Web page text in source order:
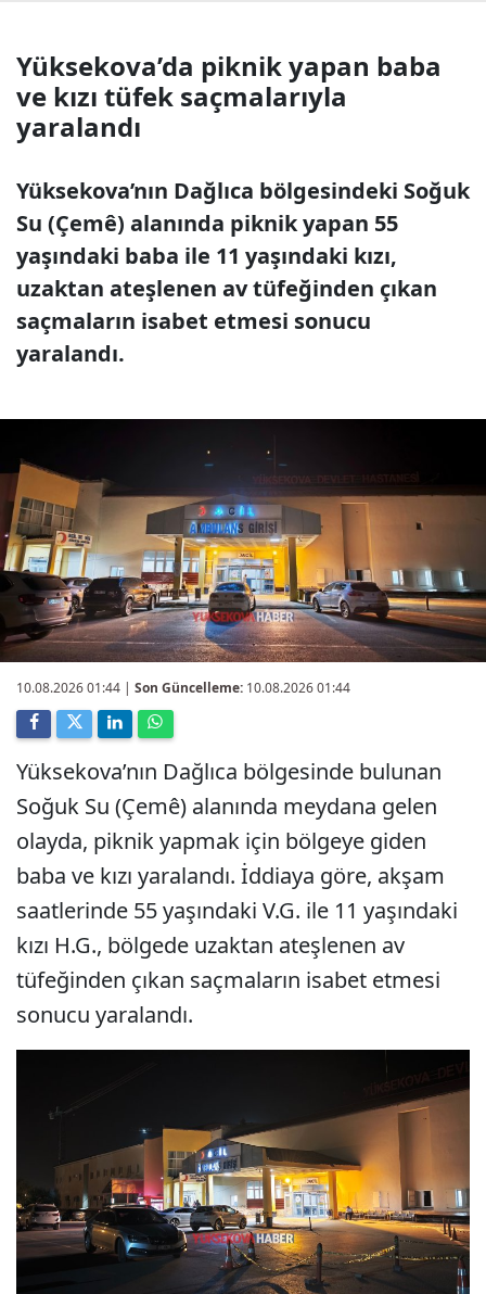
Yüksekova’da piknik yapan baba
ve kızı tüfek saçmalarıyla
yaralandı
Yüksekova’nın Dağlıca bölgesindeki Soğuk
Su (Çemê) alanında piknik yapan 55
yaşındaki baba ile 11 yaşındaki kızı,
uzaktan ateşlenen av tüfeğinden çıkan
saçmaların isabet etmesi sonucu
yaralandı.
10.08.2026 01:44 | Son Güncelleme: 10.08.2026 01:44
Yüksekova’nın Dağlıca bölgesinde bulunan
Soğuk Su (Çemê) alanında meydana gelen
olayda, piknik yapmak için bölgeye giden
baba ve kızı yaralandı. İddiaya göre, akşam
saatlerinde 55 yaşındaki V.G. ile 11 yaşındaki
kızı H.G., bölgede uzaktan ateşlenen av
tüfeğinden çıkan saçmaların isabet etmesi
sonucu yaralandı.